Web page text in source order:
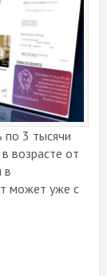
по 3 тысячи
возрасте от
в
может уже с